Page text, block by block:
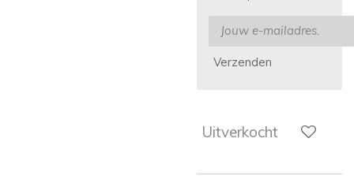
Verzenden
Uitverkocht